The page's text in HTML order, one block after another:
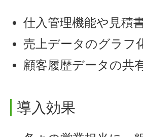
仕入管理機能や見積
売上データのグラフ
顧客履歴データの共
導入効果